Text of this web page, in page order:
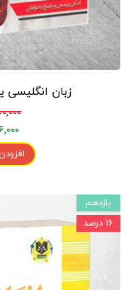
زبان انگلیسی
۴۰۰,۰۰۰
یازدهم
۱۶ درصد